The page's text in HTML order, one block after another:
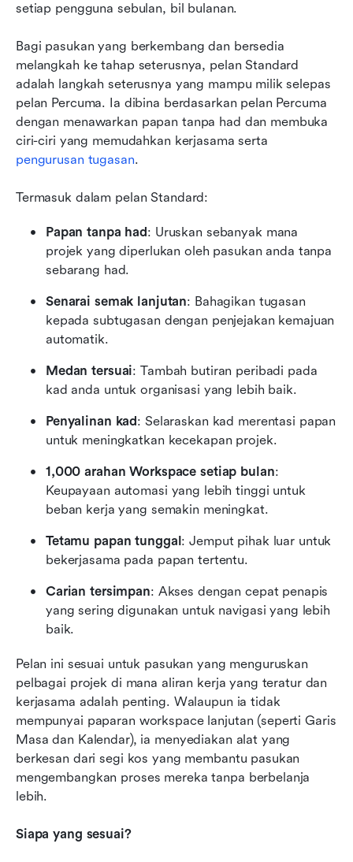
setiap pengguna sebulan, bil bulanan.
Bagi pasukan yang berkembang dan bersedia
melangkah ke tahap seterusnya, pelan Standard
adalah langkah seterusnya yang mampu milik selepas
pelan Percuma. Ia dibina berdasarkan pelan Percuma
dengan menawarkan papan tanpa had dan membuka
pengurusan tugasan.
Termasuk dalam pelan Standard:
Papan tanpa had: Uruskan sebanyak mana
projek yang diperlukan oleh pasukan anda tanpa
sebarang had.
Senarai semak lanjutan: Bahagikan tugasan
kepada subtugasan dengan penjejakan kemajuan
automatik.
Medan tersuai: Tambah butiran peribadi pada
kad anda untuk organisasi yang lebih baik.
Penyalinan kad: Selaraskan kad merentasi papan
untuk meningkatkan kecekapan projek.
1,000 arahan Workspace setiap bulan:
Keupayaan automasi yang lebih tinggi untuk
beban kerja yang semakin meningkat.
Tetamu papan tunggal : Jemput pihak luar untuk
bekerjasama pada papan tertentu.
Carian tersimpan: Akses dengan cepat penapis
yang sering digunakan untuk navigasi yang lebih
baik.
Pelan ini sesuai untuk pasukan yang menguruskan
pelbagai projek di mana aliran kerja yang teratur dan
kerjasama adalah penting. Walaupun ia tidak
mempunyai paparan workspace lanjutan (seperti Garis
Masa dan Kalendar), ia menyediakan alat yang
berkesan dari segi kos yang membantu pasukan
mengembangkan proses mereka tanpa berbelanja
lebih.
Siapa yang sesuai?